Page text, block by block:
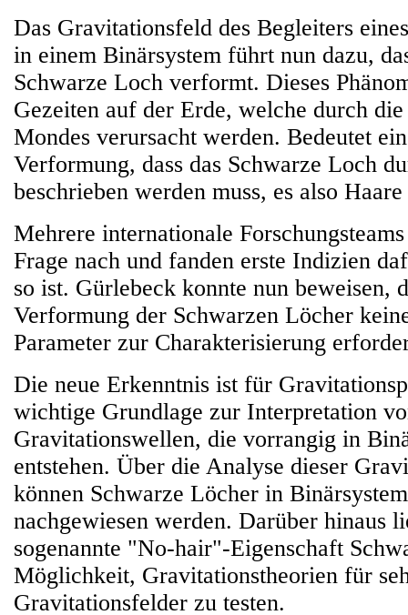
Das Gravitationsfeld des Begleiters
in einem Binärsystem führt nun dazu,
Schwarze Loch verformt. Dieses
Gezeiten auf der Erde, welche durch
Mondes verursacht werden. Bedeutet
Verformung, dass das Schwarze Loch
beschrieben werden muss, es also
Mehrere internationale
Frage nach und fanden erste Indizien
so ist. Gürlebeck konnte nun beweisen,
Verformung der Schwarzen Löcher
Parameter zur Charakterisierung
Die neue Erkenntnis ist für
wichtige Grundlage zur Interpretation
Gravitationswellen, die vorrangig in
entstehen. Über die Analyse dieser
können Schwarze Löcher in
nachgewiesen werden. Darüber hinaus
sogenannte "No-hair"-Eigenschaft
Möglichkeit, Gravitationstheorien für
Gravitationsfelder zu testen.